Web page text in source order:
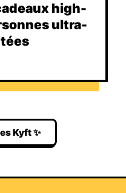
high-
ultra-
Kyft ✨